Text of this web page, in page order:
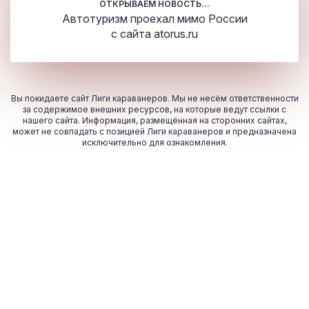
ОТКРЫВАЕМ НОВОСТЬ...
Автотуризм проехал мимо России
с сайта atorus.ru
Вы покидаете сайт Лиги караванеров. Мы не несём ответственности
за содержимое внешних ресурсов, на которые ведут ссылки с
нашего сайта. Информация, размещённая на сторонних сайтах,
может не совпадать с позицией Лиги караванеров и предназначена
исключительно для ознакомления.